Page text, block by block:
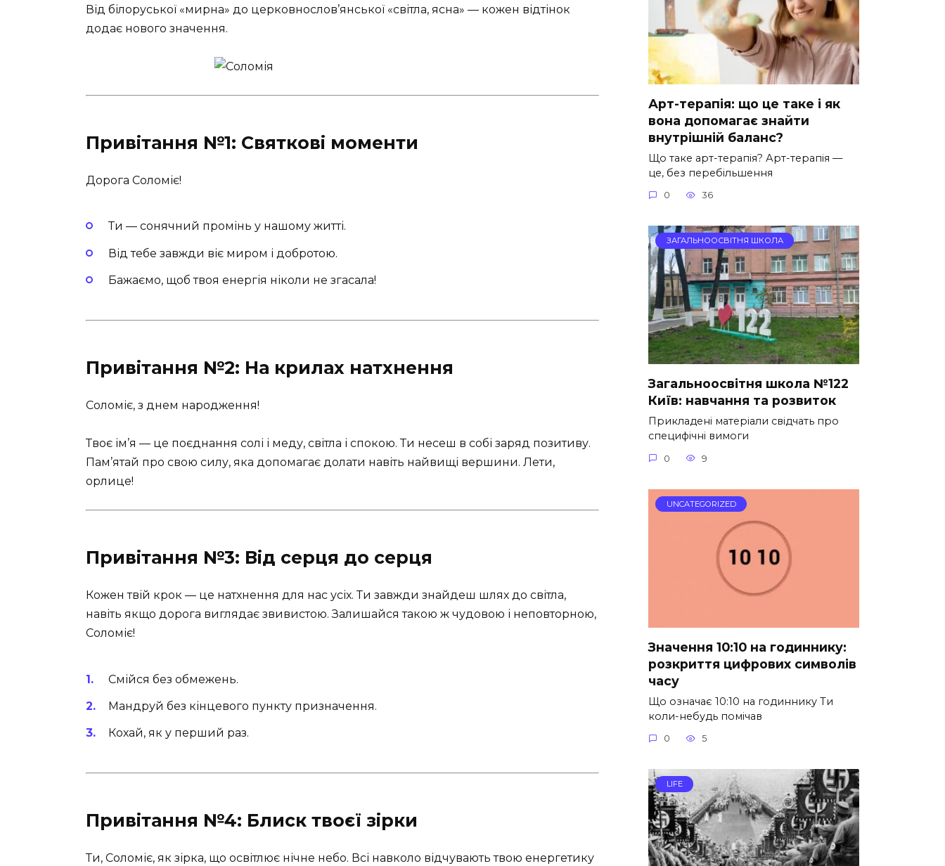
Від білоруської «мирна» до церковнослов’янської «світла, ясна» — кожен відтінок
додає нового значення.
Привітання №1: Святкові моменти
Дорога Соломіє!
Ти — сонячний промінь у нашому житті.
Від тебе завжди віє миром і добротою.
Бажаємо, щоб твоя енергія ніколи не згасала!
Привітання №2: На крилах натхнення
Соломіє, з днем народження!
Твоє ім’я — це поєднання солі і меду, світла і спокою. Ти несеш в собі заряд позитиву.
Пам’ятай про свою силу, яка допомагає долати навіть найвищі вершини. Лети,
орлице!
Привітання №3: Від серця до серця
Кожен твій крок — це натхнення для нас усіх. Ти завжди знайдеш шлях до світла,
навіть якщо дорога виглядає звивистою. Залишайся такою ж чудовою і неповторною,
Соломіє!
Смійся без обмежень.
Мандруй без кінцевого пункту призначення.
Кохай, як у перший раз.
Привітання №4: Блиск твоєї зірки
Ти, Соломіє, як зірка, що освітлює нічне небо. Всі навколо відчувають твою енергетику
Арт-терапія: що це таке і як
вона допомагає знайти
внутрішній баланс?
Що таке арт-терапія? Арт-терапія —
це, без перебільшення
0 36
ЗАГАЛЬНООСВІТНЯ ШКОЛА
Загальноосвітня школа №122
Київ: навчання та розвиток
Прикладені матеріали свідчать про
специфічні вимоги
0 9
UNCATEGORIZED
Значення 10:10 на годиннику:
розкриття цифрових символів
часу
Що означає 10:10 на годиннику Ти
коли-небудь помічав
0 5
LIFE